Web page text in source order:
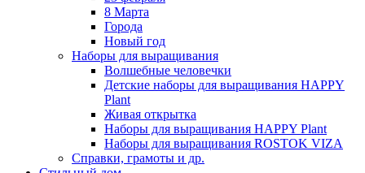
8 Марта
Города
Новый год
Наборы для выращивания
Волшебные человечки
Детские наборы для выращивания HAPPY
Plant
Живая открытка
Наборы для выращивания HAPPY Plant
Наборы для выращивания ROSTOK VIZA
Справки, грамоты и др.